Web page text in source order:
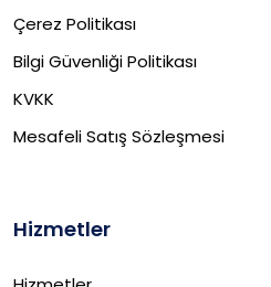
Çerez Politikası
Bilgi Güvenliği Politikası
KVKK
Mesafeli Satış Sözleşmesi
Hizmetler